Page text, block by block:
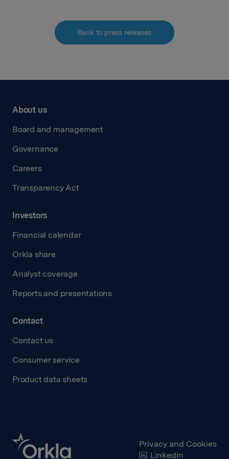
Back to press releases
About us
Board and management
Governance
Careers
Transparency Act
Investors
Financial calendar
Orkla share
Analyst coverage
Reports and presentations
Contact
Contact us
Consumer service
Product data sheets
Privacy and Cookies
Linkedin